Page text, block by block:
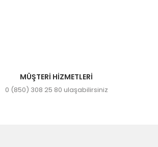
MÜŞTERİ HİZMETLERİ
0 (850) 308 25 80 ulaşabilirsiniz